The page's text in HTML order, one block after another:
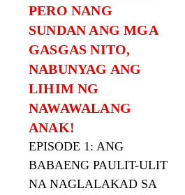
PERO NANG
SUNDAN ANG MGA
GASGAS NITO,
NABUNYAG ANG
LIHIM NG
NAWAWALANG
ANAK!
EPISODE 1: ANG
BABAENG PAULIT-ULIT
NA NAGLALAKAD SA